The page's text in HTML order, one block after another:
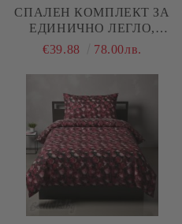
СПАЛЕН КОМПЛЕКТ ЗА
ЕДИНИЧНО ЛЕГЛО,
МЕЧЕТА, 100% ПАМУК/
€39.88 78.00лв.